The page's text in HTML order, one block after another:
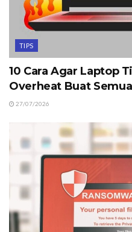
TIPS
10 Cara Agar Laptop
Overheat Buat
27/07/2026